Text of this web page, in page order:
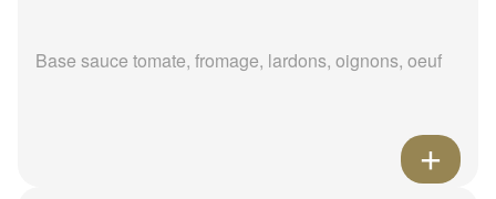
Base sauce tomate, fromage, lardons, oignons, oeuf